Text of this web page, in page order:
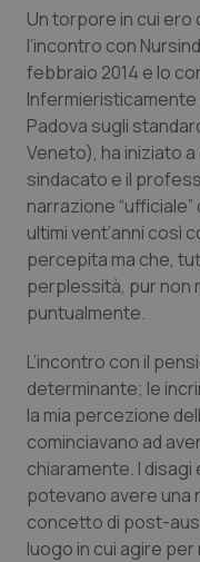
Lazio
Liguria
Lombardia
Marche
Molise
Provincia
Provincia
Puglia
Diabete &
Disturbi
Dolore
Donna &
Epatiti
Infezioni &
Ipertensione
Malattie rare
Un torpore in cui ero
l’incontro con
febbraio 2014 e lo
Infermieristicamente
Padova sugli
Veneto), ha iniziato
sindacato e il
narrazione
ultimi vent’anni così
percepita ma che,
perplessità, pur non
puntualmente.
L’incontro con il
determinante; le
la mia percezione
cominciavano ad
chiaramente. I
potevano avere una
concetto di post-
luogo in cui agire